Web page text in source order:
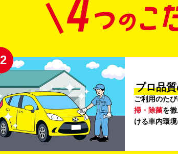
プロ品質の 「安
ご利用のたびに、24項
掃・除菌
を徹底。安心
ける車内環境にこだわ